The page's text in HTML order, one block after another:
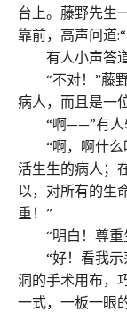
台上。藤野先生
靠前，高声问道
有人小声答道
“不对！”藤野
病人，而且是一
“啊——”有人
“啊，啊什么
活生生的病人；
以，对所有的生
重！”
“明白！尊重
“好！看我示
洞的手术用布，
一式，一板一眼